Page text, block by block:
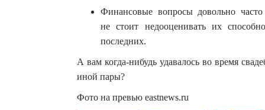
Финансовые вопросы довольно
не стоит недооценивать их
последних.
А вам когда-нибудь удавалось во время
иной пары?
Фото на превью eastnews.ru